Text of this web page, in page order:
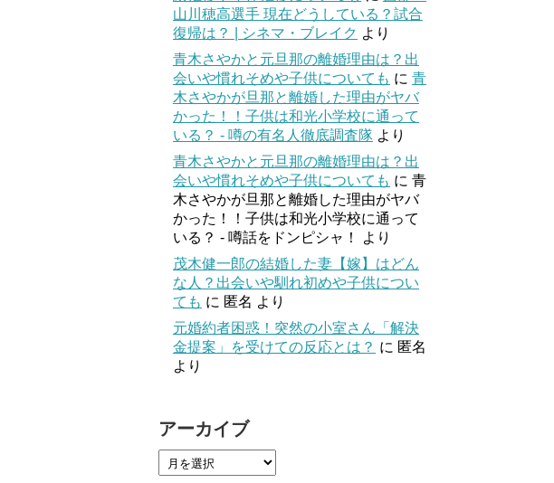
山川穂高選手 現在どうしている？試合
復帰は？ | シネマ・ブレイク より
青木さやかと元旦那の離婚理由は？出
会いや慣れそめや子供についても に 青
木さやかが旦那と離婚した理由がヤバ
かった！！子供は和光小学校に通って
いる？ - 噂の有名人徹底調査隊 より
青木さやかと元旦那の離婚理由は？出
会いや慣れそめや子供についても に 青
木さやかが旦那と離婚した理由がヤバ
かった！！子供は和光小学校に通って
いる？ - 噂話をドンピシャ！
より
茂木健一郎の結婚した妻【嫁】はどん
な人？出会いや馴れ初めや子供につい
ても に 匿名 より
元婚約者困惑！突然の小室さん「解決
金提案」を受けての反応とは？ に 匿名
より
アーカイブ